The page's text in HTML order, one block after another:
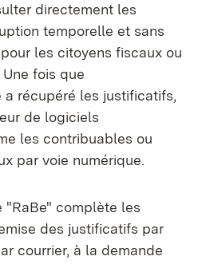
directement les
temporelle et sans
les citoyens fiscaux ou
fois que
récupéré les justificatifs,
de logiciels
les contribuables ou
par voie numérique.
"RaBe" complète les
des justificatifs par
courrier, à la demande